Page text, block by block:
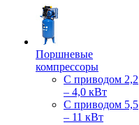
Поршневые
компрессоры
С приводом 2,2
– 4,0 кВт
С приводом 5,5
– 11 кВт